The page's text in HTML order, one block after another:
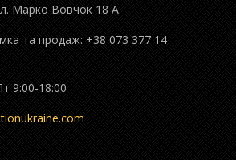
Марко Вовчок 18 А
та продаж: +38 073 377 14
9:00-18:00